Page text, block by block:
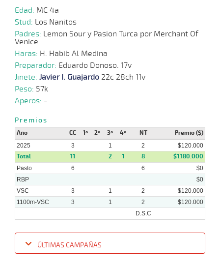
Edad: MC 4a
Stud: Los Nanitos
Padres: Lemon Sour y Pasion Turca por Merchant Of
Venice
Haras: H. Habib Al Medina
Preparador: Eduardo Donoso. 17v
Jinete: Javier I. Guajardo 22c 28ch 11v
Peso: 57k
Aperos: -
Premios
Año CC 1º 2º 3º 4º NT Premio ($)
2025 3 1 2 $120.000
Total 11 2 1 8 $1.180.000
Pasto 6 6
$0
RBP
$0
VSC
3 1 2
$120.000
1100m-VSC
3 1 2
$120.000
D.S.C
ÚLTIMAS CAMPAÑAS